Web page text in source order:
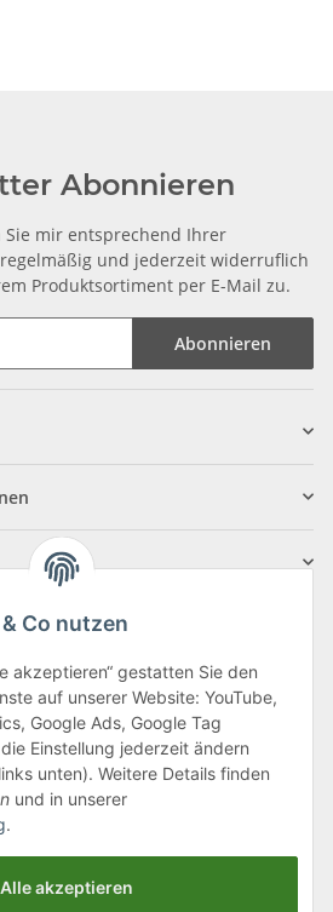
Abonnieren
Sie mir entsprechend Ihrer
regelmäßig und jederzeit widerruflich
Produktsortiment per E-Mail zu.
Abonnieren
bis 16:30 Uhr
Co nutzen
akzeptieren“ gestatten Sie den
auf unserer Website: YouTube,
Google Ads, Google Tag
Einstellung jederzeit ändern
unten). Weitere Details finden
und in unserer
.
Alle akzeptieren